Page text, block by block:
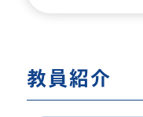
教員紹介